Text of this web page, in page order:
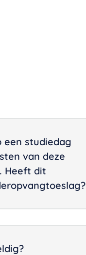
een studiedag
van deze
Heeft dit